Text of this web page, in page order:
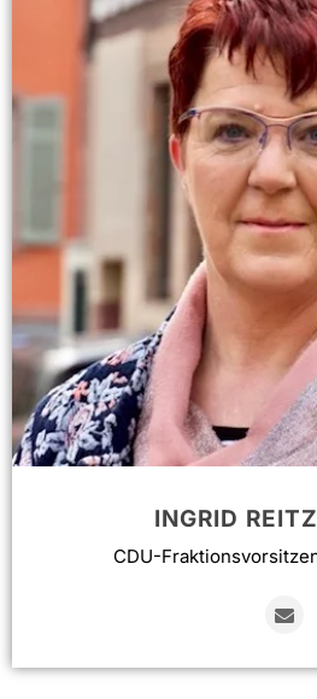
INGRID
CDU-